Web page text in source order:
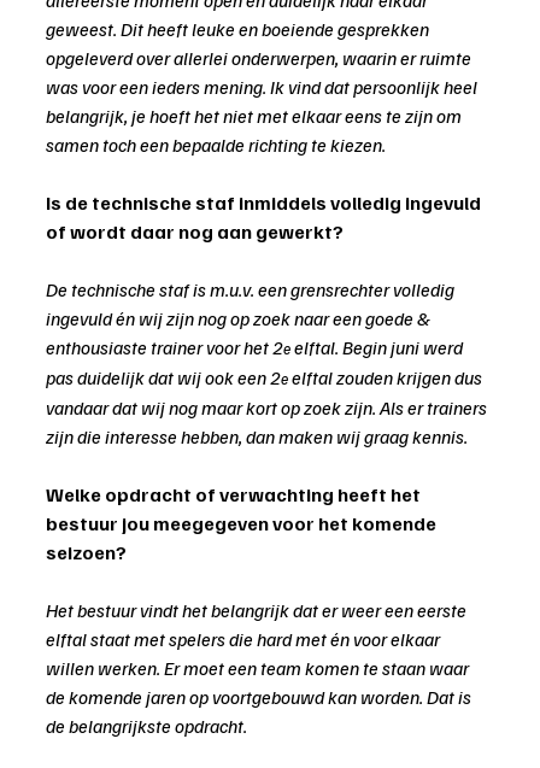
geweest. Dit heeft leuke en boeiende gesprekken
opgeleverd over allerlei onderwerpen, waarin er ruimte
was voor een ieders mening. Ik vind dat persoonlijk heel
belangrijk, je hoeft het niet met elkaar eens te zijn om
samen toch een bepaalde richting te kiezen.
Is de technische staf inmiddels volledig ingevuld
of wordt daar nog aan gewerkt?
De technische staf is m.u.v. een grensrechter volledig
ingevuld én wij zijn nog op zoek naar een goede &
enthousiaste trainer voor het 2e elftal. Begin juni werd
pas duidelijk dat wij ook een 2e elftal zouden krijgen dus
vandaar dat wij nog maar kort op zoek zijn. Als er trainers
zijn die interesse hebben, dan maken wij graag kennis.
Welke opdracht of verwachting heeft het
bestuur jou meegegeven voor het komende
seizoen?
Het bestuur vindt het belangrijk dat er weer een eerste
elftal staat met spelers die hard met én voor elkaar
willen werken. Er moet een team komen te staan waar
de komende jaren op voortgebouwd kan worden. Dat is
de belangrijkste opdracht.